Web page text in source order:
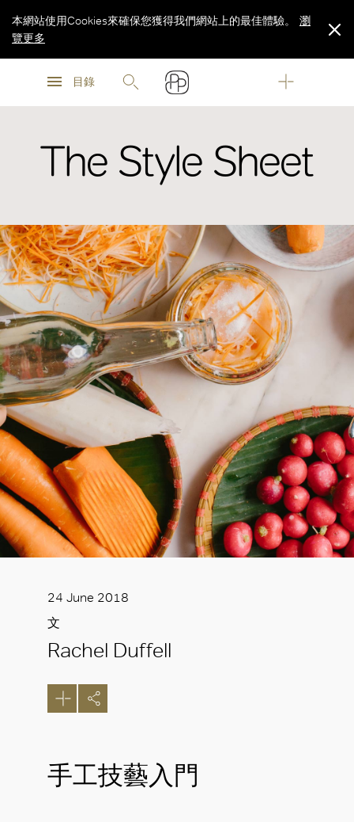
瀏
目錄
本網站使用Cookies來確保您獲得我們網站上的最佳體驗。
瀏
覽更多
The Style Sheet
24 June 2018
文
Rachel Duffell
手工技藝入門